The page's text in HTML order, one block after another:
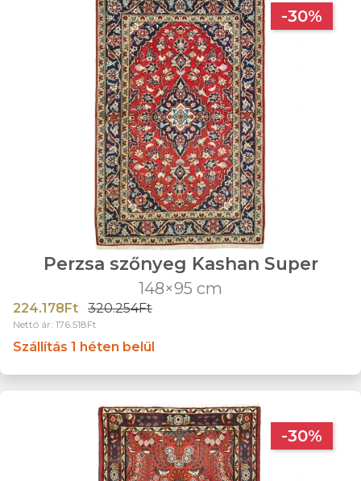
-30%
Perzsa szőnyeg Kashan Super
148×95 cm
224.178Ft 320.254Ft
Nettó ár: 176.518Ft
Szállítás 1 héten belül
-30%